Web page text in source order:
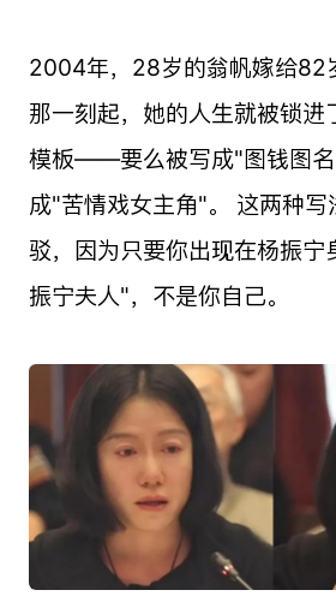
2004年，28岁的翁帆嫁给82
那一刻起，她的人生就被锁进
模板——要么被写成"图钱图
成"苦情戏女主角"。 这两种写
驳，因为只要你出现在杨振宁
振宁夫人"，不是你自己。